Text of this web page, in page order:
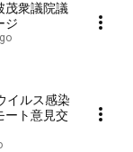
衆議院議
ジ
ルス感染
ート意見交